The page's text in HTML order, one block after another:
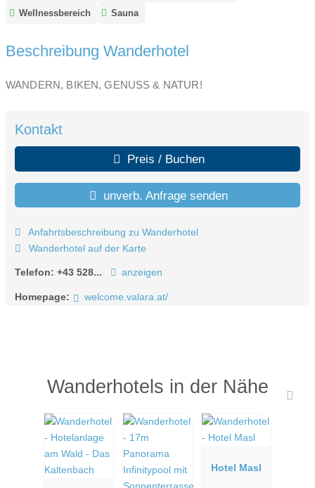
Wellnessbereich
Sauna
Beschreibung Wanderhotel
WANDERN, BIKEN, GENUSS & NATUR!
Kontakt
Preis / Buchen
unverb. Anfrage senden
Anfahrtsbeschreibung zu Wanderhotel
Wanderhotel auf der Karte
Telefon: +43 528... anzeigen
Homepage: welcome.valara.at/
Wanderhotels in der Nähe
Hotel Masl